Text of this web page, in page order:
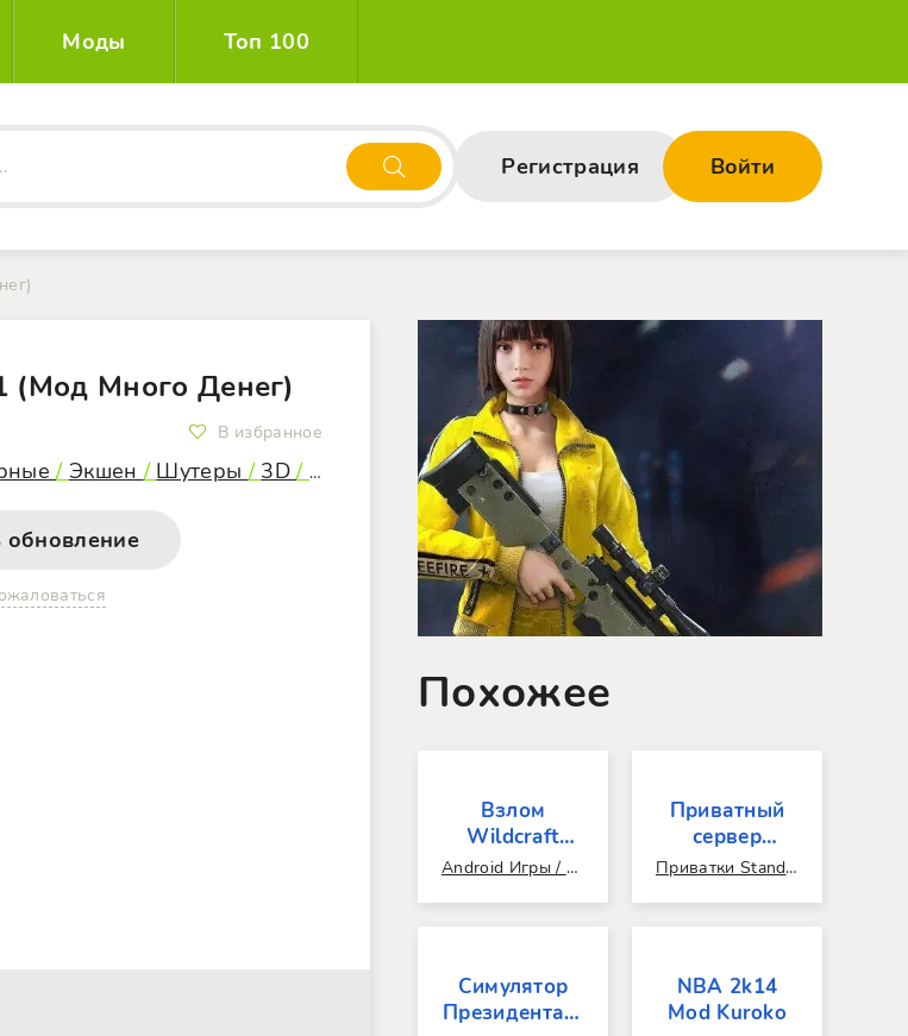
Моды Топ 100
Регистрация Войти
(Мод Много Денег)
В избранное
/ Экшен/ Шутеры/ 3D/ Взломанные/ Читы/Мультиплеер/ Онлайн
обновление
Похожее
Взлом
Wildcraft
Много денегAndroid Игры / Аркады / Симуляторы / Популярные / 3D / Взломанные / Читы / Бродилки / Крафт / Про животных / Моды / Топ 100
Приватный
сервер
Aurerise
Приватки Standoff 2 / Популярные / Взломанные / Читы / Android Игры / 3D / Красивая графика / Геймпад / Реиграбельные / Для компании / Бесконечные / Онлайн / Мультиплеер / Шутеры / Экшен / Которых нет в play market / Без покупок / Аркады
Симулятор
Президента 2
NBA 2k14
Mod Kuroko